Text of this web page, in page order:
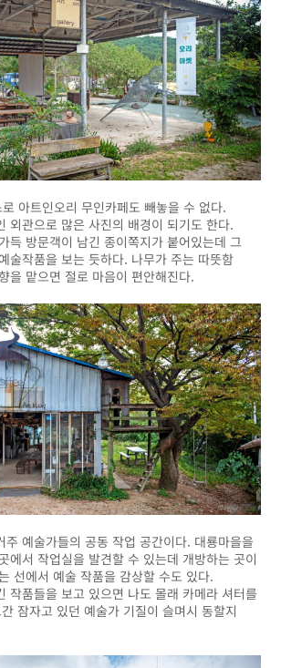
아트인오리 무인카페도 빼놓을 수 없다.
외관으로 많은 사진의 배경이 되기도 한다.
득 방문객이 남긴 종이쪽지가 붙어있는데 그
술작품을 보는 듯하다. 나무가 주는 따뜻함
을 맡으면 절로 마음이 편안해진다.
주 예술가들의 공동 작업 공간이다. 대룡마을을
에서 작업실을 발견할 수 있는데 개방하는 곳이
선에서 예술 작품을 감상할 수도 있다.
작품들을 보고 있으면 나도 몰래 카메라 셔터를
잠자고 있던 예술가 기질이 슬며시 동할지